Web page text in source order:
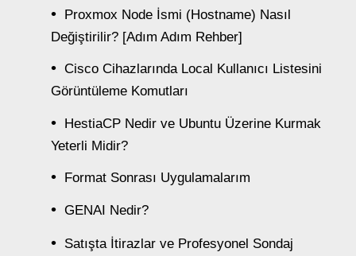
Proxmox Node İsmi (Hostname) Nasıl
Değiştirilir? [Adım Adım Rehber]
Cisco Cihazlarında Local Kullanıcı Listesini
Görüntüleme Komutları
HestiaCP Nedir ve Ubuntu Üzerine Kurmak
Yeterli Midir?
Format Sonrası Uygulamalarım
GENAI Nedir?
Satışta İtirazlar ve Profesyonel Sondaj